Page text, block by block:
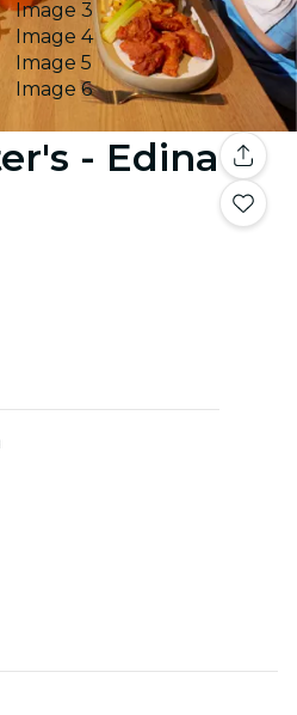
Image 3
Image 4
Image 5
Image 6
- Edina